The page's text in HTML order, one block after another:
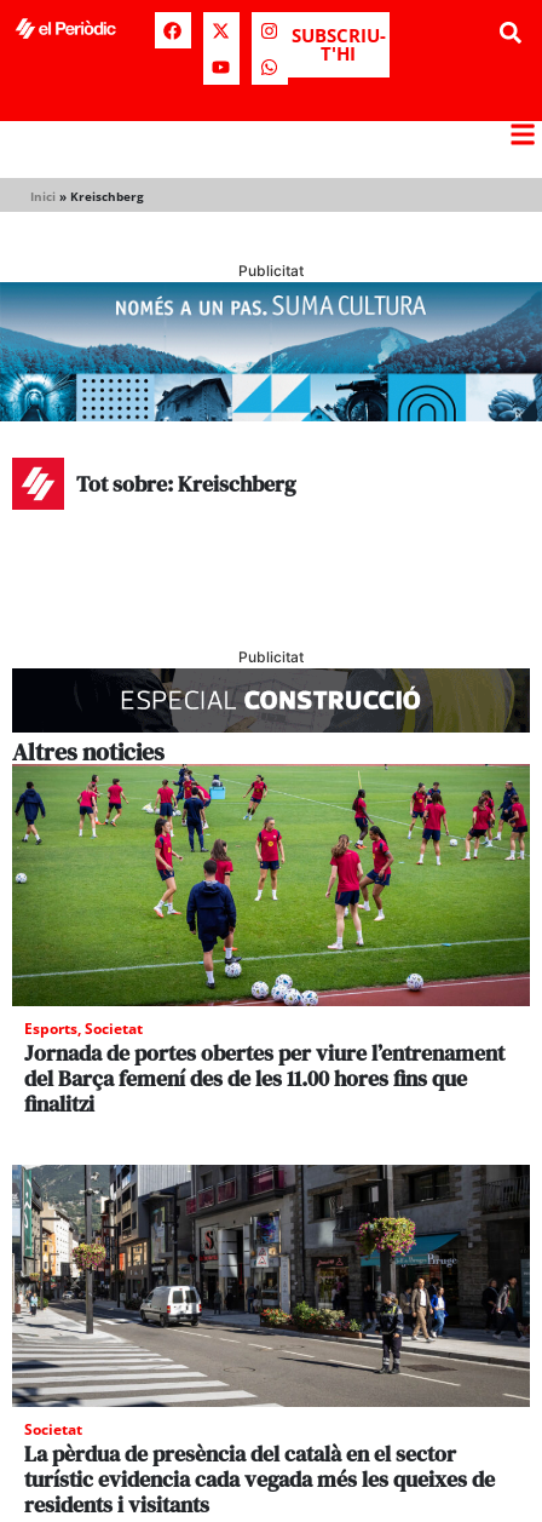
SUBSCRIU-
T'HI
Inici » Kreischberg
Publicitat
Tot sobre: Kreischberg
Publicitat
Altres noticies
Esports,Societat
Jornada de portes obertes per viure l’entrenament
del Barça femení des de les 11.00 hores fins que
finalitzi
Societat
La pèrdua de presència del català en el sector
turístic evidencia cada vegada més les queixes de
residents i visitants